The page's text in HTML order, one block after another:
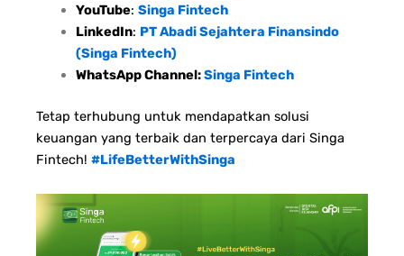
YouTube: Singa Fintech
LinkedIn: PT Abadi Sejahtera Finansindo
(Singa Fintech)
WhatsApp Channel:Singa Fintech
Tetap terhubung untuk mendapatkan solusi
keuangan yang terbaik dan terpercaya dari Singa
Fintech! #LifeBetterWithSinga